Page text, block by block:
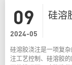
09
2024-05
硅溶
硅溶胶浇注是一项复
注工艺控制、硅溶胶